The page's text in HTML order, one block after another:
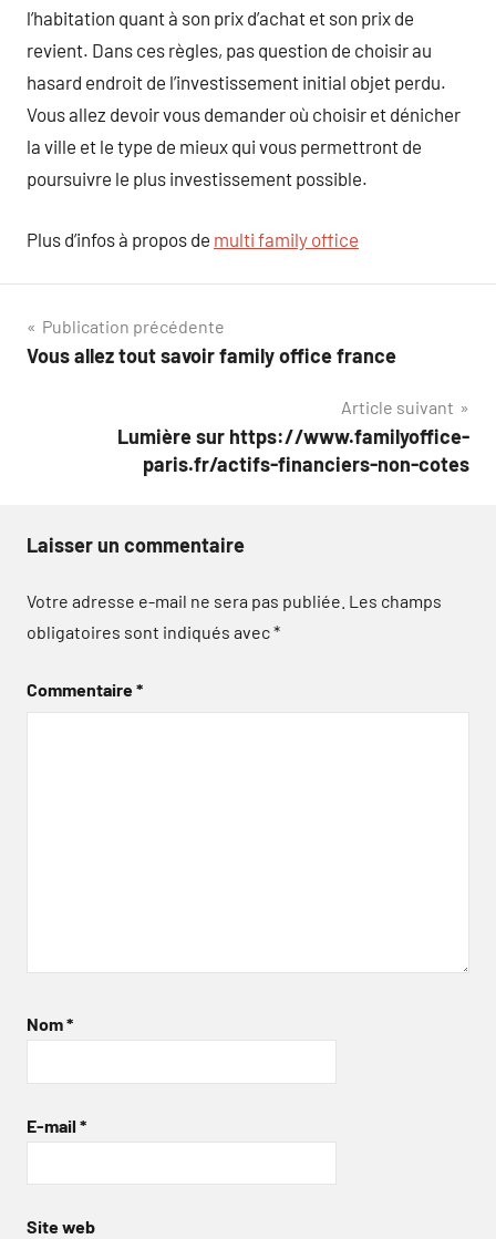
l’habitation quant à son prix d’achat et son prix de
revient. Dans ces règles, pas question de choisir au
hasard endroit de l’investissement initial objet perdu.
Vous allez devoir vous demander où choisir et dénicher
la ville et le type de mieux qui vous permettront de
poursuivre le plus investissement possible.
Plus d’infos à propos de multi family office
Navigation
de
Publication précédente
Vous allez tout savoir family office france
Article suivant
Lumière sur https://www.familyoffice-
paris.fr/actifs-financiers-non-cotes
Laisser un commentaire
Votre adresse e-mail ne sera pas publiée. Les champs
obligatoires sont indiqués avec*
Commentaire*
Nom*
E-mail *
Site web